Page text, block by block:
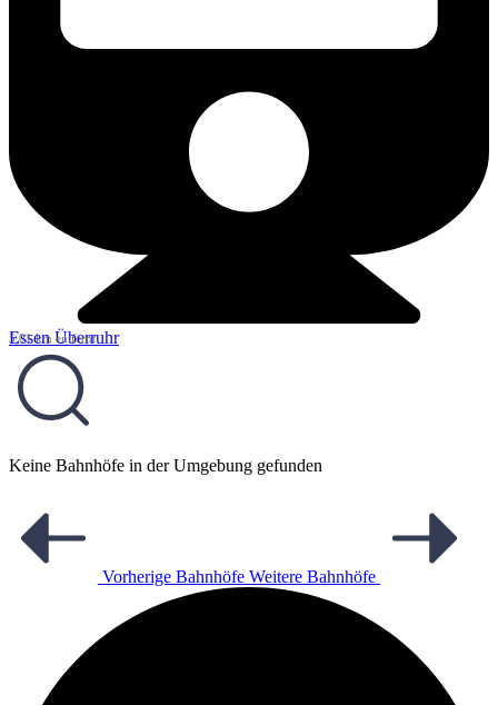
Essen Überruhr
5,01 km entfernt
Keine Bahnhöfe in der Umgebung gefunden
Vorherige Bahnhöfe Weitere Bahnhöfe